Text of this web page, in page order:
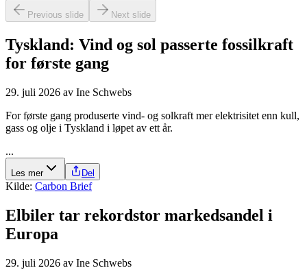
Previous slide Next slide
Tyskland: Vind og sol passerte fossilkraft
for første gang
29. juli 2026 av Ine Schwebs
For første gang produserte vind- og solkraft mer elektrisitet enn kull,
gass og olje i Tyskland i løpet av ett år.
...
Les mer Del
Kilde: Carbon Brief
Elbiler tar rekordstor markedsandel i
Europa
29. juli 2026 av Ine Schwebs